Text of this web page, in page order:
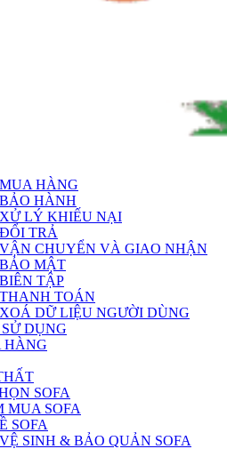
HÀNG
HÀNH
LÝ KHIẾU NẠI
TRẢ
CHUYỂN VÀ GIAO NHẬN
MẬT
TẬP
TOÁN
DỮ LIỆU NGƯỜI DÙNG
DỤNG
HÀNG
SOFA
MUA SOFA
SOFA
SINH & BẢO QUẢN SOFA